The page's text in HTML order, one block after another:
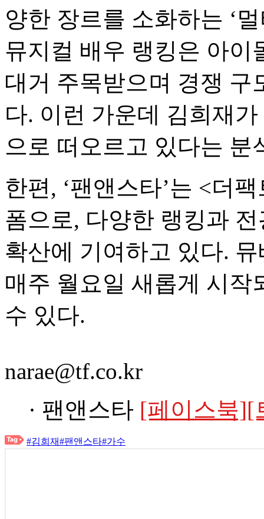
양한 장르를 소화하는 ‘
뮤지컬 배우 랭킹은 아이
대거 주목받으며 경쟁 구
다. 이런 가운데 김희재
으로 떠오르고 있다는 분
한편, ‘팬앤스타’는 <더
폼으로, 다양한 랭킹과
확산에 기여하고 있다.
매주 월요일 새롭게 시작
수 있다.
narae@tf.co.kr
· 팬앤스타 [페이스북][
#김희재#팬앤스타#가수